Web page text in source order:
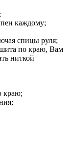
каждому;
спицы руля;
по краю, Вам
ниткой
краю;